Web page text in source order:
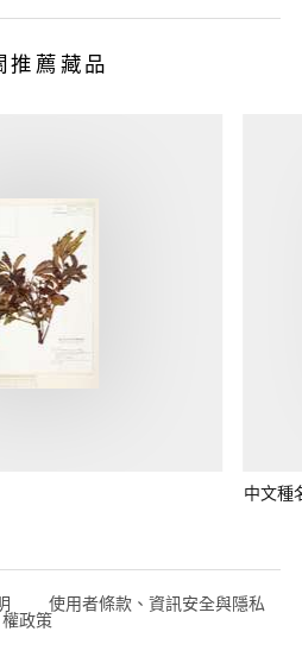
推薦藏品
中文種
使用者條款、資訊安全與隱私
權政策